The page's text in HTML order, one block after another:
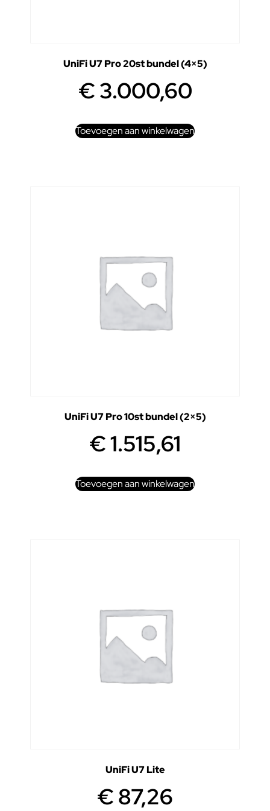
UniFi U7 Pro 20st bundel (4×5)
€3.000,60
Toevoegen aan winkelwagen
UniFi U7 Pro 10st bundel (2×5)
€1.515,61
Toevoegen aan winkelwagen
UniFi U7 Lite
€87,26